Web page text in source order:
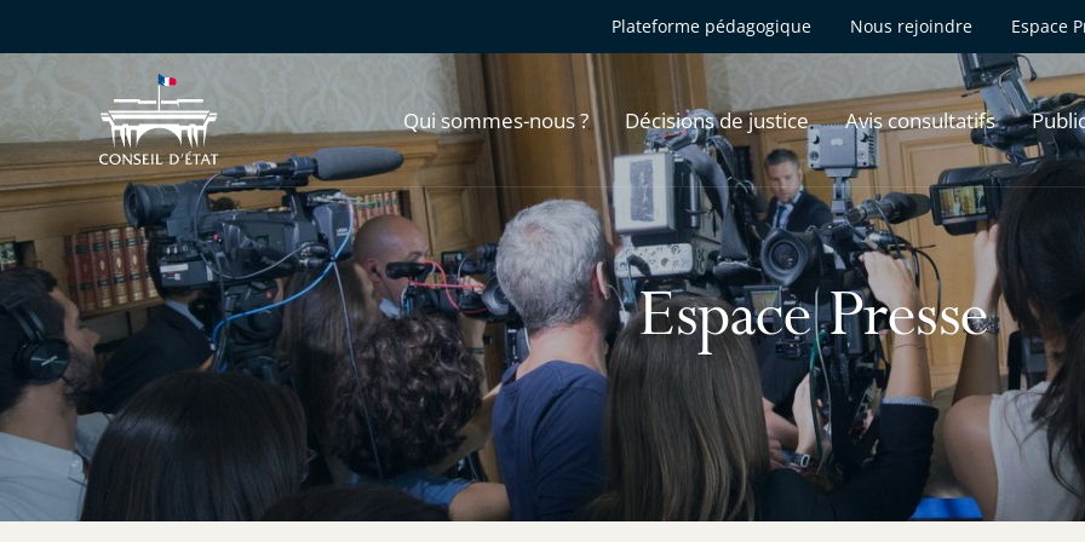
Plateforme pédagogique Nous rejoindre Espace
Qui sommes-nous ? Décisions de justice Avis consultatifs
Espace Presse